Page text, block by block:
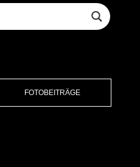
FOTOBEITRÄGE